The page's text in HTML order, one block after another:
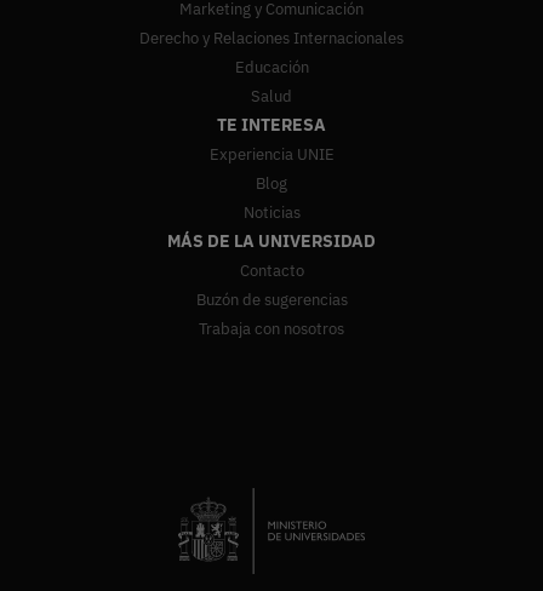
Marketing y Comunicación
Derecho y Relaciones Internacionales
Educación
Salud
TE INTERESA
Experiencia UNIE
Blog
Noticias
MÁS DE LA UNIVERSIDAD
Contacto
Buzón de sugerencias
Trabaja con nosotros